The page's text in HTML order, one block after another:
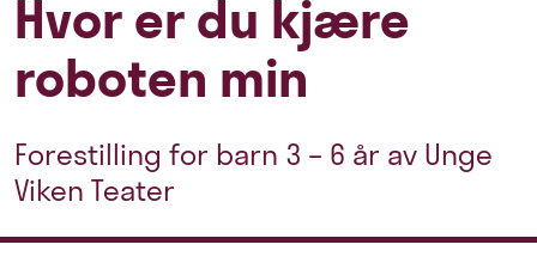
Hvor er du kjære
roboten min
Forestilling for barn 3 – 6 år av Unge
Viken Teater